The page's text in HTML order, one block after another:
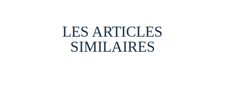
LES ARTICLES
SIMILAIRES